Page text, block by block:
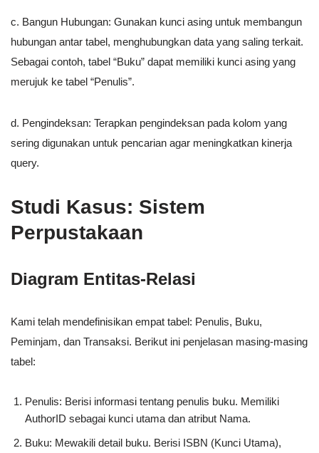
c. Bangun Hubungan: Gunakan kunci asing untuk membangun
hubungan antar tabel, menghubungkan data yang saling terkait.
Sebagai contoh, tabel “Buku” dapat memiliki kunci asing yang
merujuk ke tabel “Penulis”.
d. Pengindeksan: Terapkan pengindeksan pada kolom yang
sering digunakan untuk pencarian agar meningkatkan kinerja
query.
Studi Kasus: Sistem
Perpustakaan
Diagram Entitas-Relasi
Kami telah mendefinisikan empat tabel: Penulis, Buku,
Peminjam, dan Transaksi. Berikut ini penjelasan masing-masing
tabel:
Penulis: Berisi informasi tentang penulis buku. Memiliki
AuthorID sebagai kunci utama dan atribut Nama.
Buku: Mewakili detail buku. Berisi ISBN (Kunci Utama),